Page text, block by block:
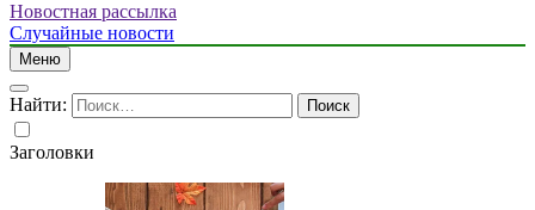
Новостная рассылка
Случайные новости
Меню
Найти:
Заголовки